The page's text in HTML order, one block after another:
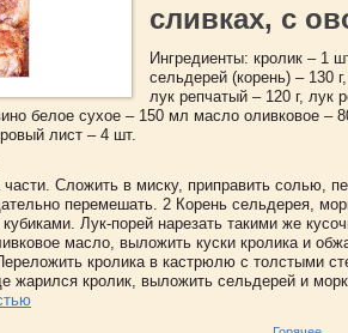
сливках, с
Ингредиенты: кролик – 1
сельдерей (корень) – 130
лук репчатый – 120 г, лук
белое сухое – 150 мл масло оливковое –
лист – 4 шт.
части. Сложить в миску, приправить солью,
перемешать. 2 Корень сельдерея,
Лук-порей нарезать такими же
масло, выложить куски кролика и
кролика в кастрюлю с толстыми
жарился кролик, выложить сельдерей и